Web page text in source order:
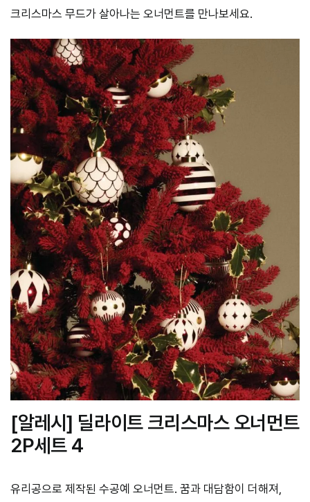
크리스마스 무드가 살아나는 오너먼트를 만나보세요.
[알레시] 딜라이트 크리스마스 오너먼트
2P세트 4
유리공으로 제작된 수공예 오너먼트. 꿈과 대담함이 더해져,